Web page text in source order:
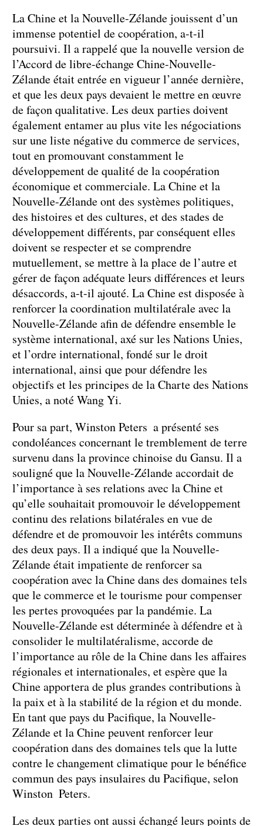
La Chine et la Nouvelle-Zélande jouissent d’un
immense potentiel de coopération, a-t-il
poursuivi. Il a rappelé que la nouvelle version de
l’Accord de libre-échange Chine-Nouvelle-
Zélande était entrée en vigueur l’année dernière,
et que les deux pays devaient le mettre en œuvre
de façon qualitative. Les deux parties doivent
également entamer au plus vite les négociations
sur une liste négative du commerce de services,
tout en promouvant constamment le
développement de qualité de la coopération
économique et commerciale. La Chine et la
Nouvelle-Zélande ont des systèmes politiques,
des histoires et des cultures, et des stades de
développement différents, par conséquent elles
doivent se respecter et se comprendre
mutuellement, se mettre à la place de l’autre et
gérer de façon adéquate leurs différences et leurs
désaccords, a-t-il ajouté. La Chine est disposée à
renforcer la coordination multilatérale avec la
Nouvelle-Zélande afin de défendre ensemble le
système international, axé sur les Nations Unies,
et l’ordre international, fondé sur le droit
international, ainsi que pour défendre les
objectifs et les principes de la Charte des Nations
Unies, a noté Wang Yi.
Pour sa part, Winston Peters a présenté ses
condoléances concernant le tremblement de terre
survenu dans la province chinoise du Gansu. Il a
souligné que la Nouvelle-Zélande accordait de
l’importance à ses relations avec la Chine et
qu’elle souhaitait promouvoir le développement
continu des relations bilatérales en vue de
défendre et de promouvoir les intérêts communs
des deux pays. Il a indiqué que la Nouvelle-
Zélande était impatiente de renforcer sa
coopération avec la Chine dans des domaines tels
que le commerce et le tourisme pour compenser
les pertes provoquées par la pandémie. La
Nouvelle-Zélande est déterminée à défendre et à
consolider le multilatéralisme, accorde de
l’importance au rôle de la Chine dans les affaires
régionales et internationales, et espère que la
Chine apportera de plus grandes contributions à
la paix et à la stabilité de la région et du monde.
En tant que pays du Pacifique, la Nouvelle-
Zélande et la Chine peuvent renforcer leur
coopération dans des domaines tels que la lutte
contre le changement climatique pour le bénéfice
commun des pays insulaires du Pacifique, selon
Winston Peters.
Les deux parties ont aussi échangé leurs points de